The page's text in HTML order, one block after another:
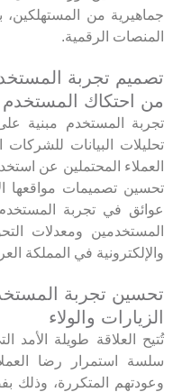
جماهيرية من المستهلكين،
المنصات الرقمية.
تصميم تجربة
من احتكاك المستخدم
تجربة المستخدم مبنية
تحليلات البيانات
العملاء المحتملين عن
تحسين تصميمات مواقعها
عوائق في تجربة
المستخدمين ومعدلات
والإلكترونية في المملكة
تحسين تجربة
الزيارات والولاء
تُتيح العلاقة طويلة
سلسة استمرار رضا
وعودتهم المتكررة، وذلك